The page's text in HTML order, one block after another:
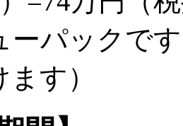
ーパックで
す）